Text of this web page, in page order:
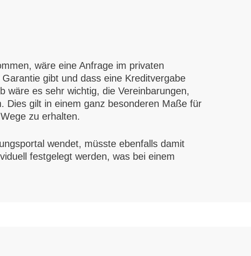
wäre eine Anfrage im privaten
gibt und dass eine Kreditvergabe
wäre es sehr wichtig, die Vereinbarungen,
Dies gilt in einem ganz besonderen Maße für
zu erhalten.
wendet, müsste ebenfalls damit
festgelegt werden, was bei einem